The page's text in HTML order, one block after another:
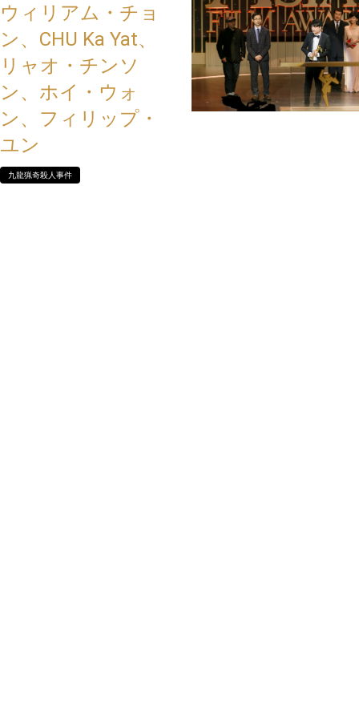
ウィリアム・チョ
ン、CHU Ka Yat、
リャオ・チンソ
ン、ホイ・ウォ
ン、フィリップ・
ユン
九龍猟奇殺人事件